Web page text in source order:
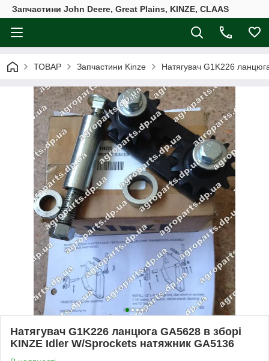
Запчастини John Deere, Great Plains, KINZE, CLAAS
ТОВАР Запчастини Kinze Натягувач G1K226
Натягувач G1K226 ланцюга GA5628 в зборі
KINZE Idler W/Sprockets натяжник GA5136